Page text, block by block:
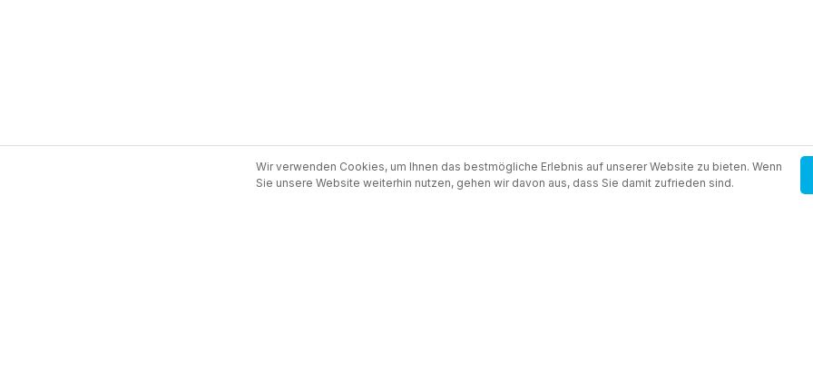
Wir verwenden Cookies, um Ihnen das bestmögliche Erlebnis auf unserer Website zu bieten. Wenn
Sie unsere Website weiterhin nutzen, gehen wir davon aus, dass Sie damit zufrieden sind.